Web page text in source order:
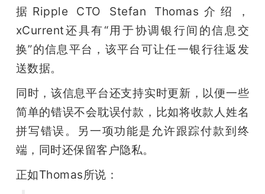
据Ripple CTO Stefan Thomas介绍，
xCurrent还具有“用于协调银行间的信息交
换”的信息平台，该平台可让任一银行往返发
送数据。
同时，该信息平台还支持实时更新，以便一些
简单的错误不会耽误付款，比如将收款人姓名
拼写错误。另一项功能是允许跟踪付款到终
端，同时还保留客户隐私。
正如Thomas所说：